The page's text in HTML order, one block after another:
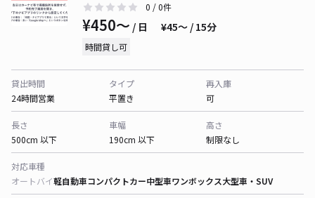
0 / 0件
¥450〜 / 日 ¥45〜 / 15分
時間貸し可
貸出時間
24時間営業
タイプ
平置き
再入庫
可
長さ
500cm 以下
車幅
190cm 以下
高さ
制限なし
対応車種
オートバイ軽自動車コンパクトカー中型車ワンボックス大型車・SUV